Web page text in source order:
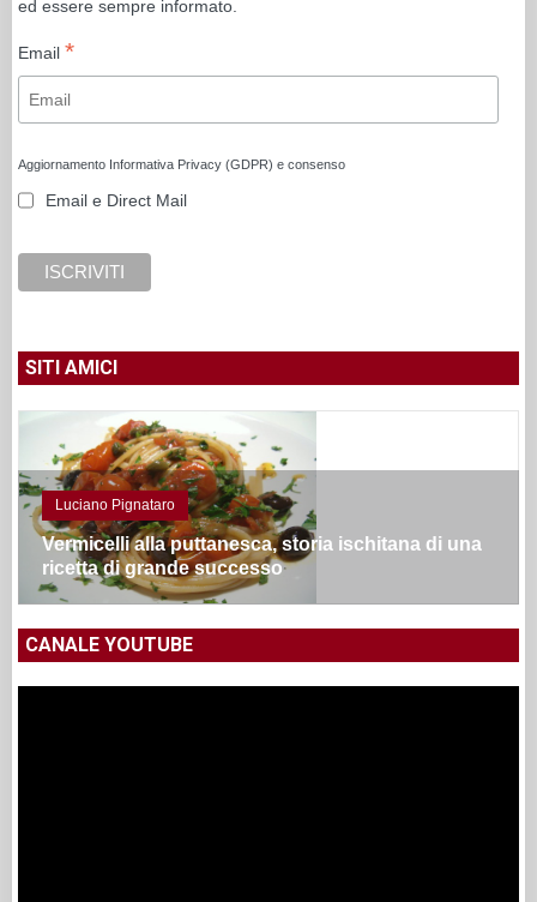
ed essere sempre informato.
Email *
Aggiornamento Informativa Privacy (GDPR) e consenso
Email e Direct Mail
SITI AMICI
Luciano Pignataro
Vermicelli alla puttanesca, storia ischitana di una
ricetta di grande successo
CANALE YOUTUBE